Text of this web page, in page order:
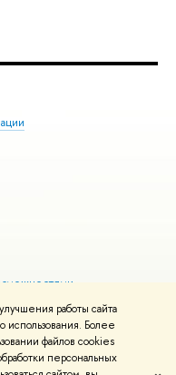
работы сайта
Более
файлов cookies
персональных